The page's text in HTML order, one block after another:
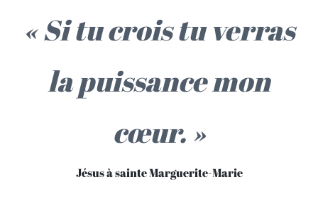
« Si tu crois tu verras
la puissance mon
cœur. »
Jésus à sainte Marguerite-Marie